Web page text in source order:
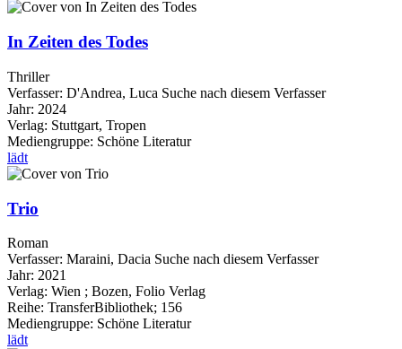
In Zeiten des Todes
Thriller
Verfasser: D'Andrea, Luca Suche nach diesem Verfasser
Jahr: 2024
Verlag: Stuttgart, Tropen
Mediengruppe: Schöne Literatur
lädt
Trio
Roman
Verfasser: Maraini, Dacia Suche nach diesem Verfasser
Jahr: 2021
Verlag: Wien ; Bozen, Folio Verlag
Reihe: TransferBibliothek; 156
Mediengruppe: Schöne Literatur
lädt